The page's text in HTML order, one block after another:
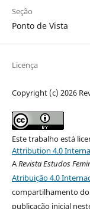
Seção
Ponto de Vista
Licença
Copyright (c) 2026
Este trabalho está
Attribution 4.0
ARevista Estudos
Atribuição 4.0
compartilhamento
publicação inicial